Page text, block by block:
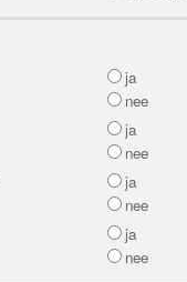
ja
nee
ja
nee
ja
nee
ja
nee